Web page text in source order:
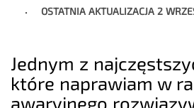
OSTATNIA AKTUALIZACJA 2
Jednym z
które naprawiam w
awaryjnego